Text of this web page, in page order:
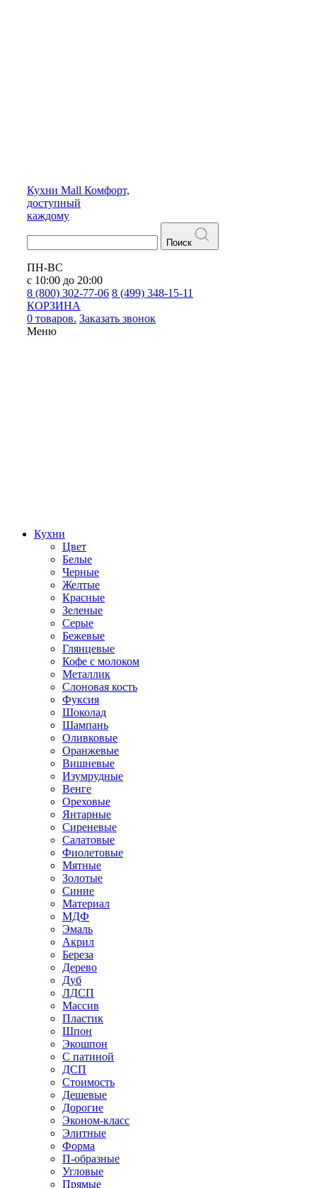
Кухни Mall Комфорт,
доступный
каждому
Поиск
ПН-ВС
с 10:00 до 20:00
8 (800) 302-77-06 8 (499) 348-15-11
КОРЗИНА
0 товаров. Заказать звонок
Меню
Кухни
Цвет
Белые
Черные
Желтые
Красные
Зеленые
Серые
Бежевые
Глянцевые
Кофе с молоком
Металлик
Слоновая кость
Фуксия
Шоколад
Шампань
Оливковые
Оранжевые
Вишневые
Изумрудные
Венге
Ореховые
Янтарные
Сиреневые
Салатовые
Фиолетовые
Мятные
Золотые
Синие
Материал
МДФ
Эмаль
Акрил
Береза
Дерево
Дуб
ЛДСП
Массив
Пластик
Шпон
Экошпон
С патиной
ДСП
Стоимость
Дешевые
Дорогие
Эконом-класс
Элитные
Форма
П-образные
Угловые
Прямые